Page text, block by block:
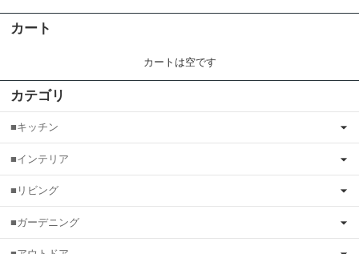
カート
カートは空です
カテゴリ
■キッチン
■インテリア
■リビング
■ガーデニング